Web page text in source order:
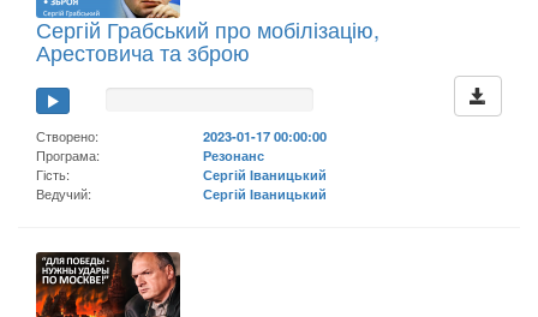
Сергій Грабський про мобілізацію,
Арестовича та зброю
Створено:
2023-01-17 00:00:00
Програма:
Резонанс
Гість:
Сергій Іваницький
Ведучий:
Сергій Іваницький